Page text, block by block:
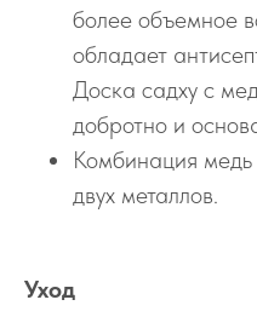
более объемное
обладает
Доска садху с
добротно и
Комбинация
двух металлов.
Уход